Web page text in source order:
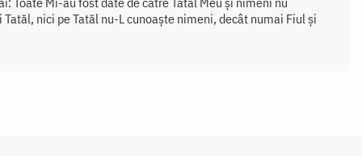
nici pe Tatăl nu-L cunoaște nimeni, decât numai Fiul și